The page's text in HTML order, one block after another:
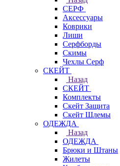
СЕРФ
Аксессуары
Коврики
Лиши
Серфборды
Скимы
Чехлы Cерф
СКЕЙТ
Назад
СКЕЙТ
Комплекты
Скейт Защита
Скейт Шлемы
ОДЕЖДА
Назад
ОДЕЖДА
Брюки и Штаны
Жилеты